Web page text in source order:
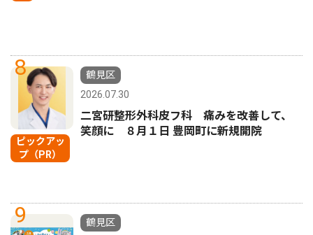
8
ピックアッ
プ（PR）
鶴見区
2026.07.30
二宮研整形外科皮フ科 痛みを改善して、
笑顔に ８月１日 豊岡町に新規開院
9
鶴見区